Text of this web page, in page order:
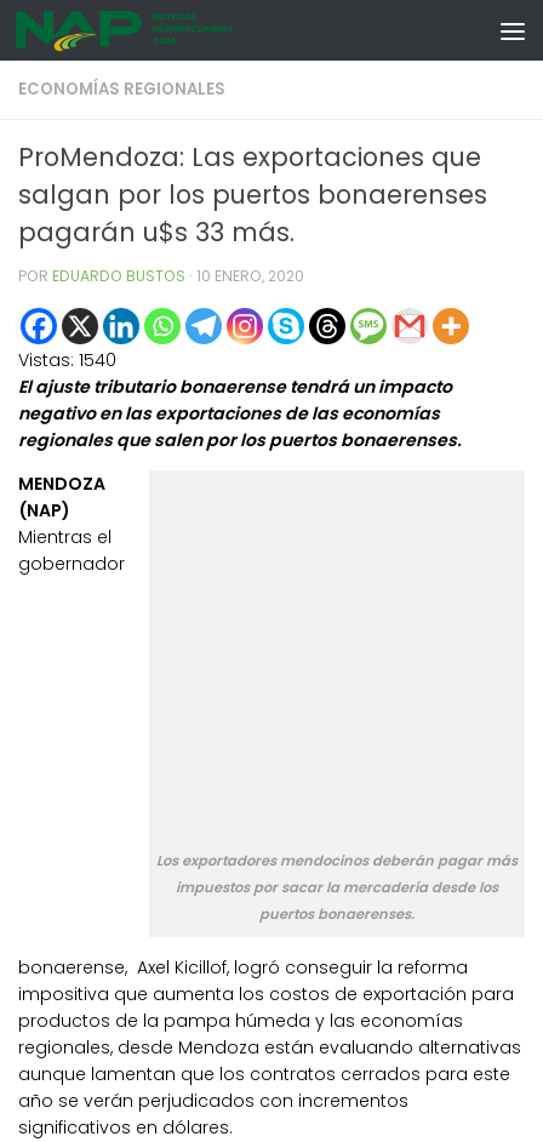
Skip to content
ECONOMÍAS REGIONALES
ProMendoza: Las exportaciones que
salgan por los puertos bonaerenses
pagarán u$s 33 más.
POR EDUARDO BUSTOS · 10 ENERO, 2020
Vistas: 1540
El ajuste tributario bonaerense tendrá un impacto
negativo en las exportaciones de las economías
regionales que salen por los puertos bonaerenses.
Los exportadores mendocinos deberán pagar más
impuestos por sacar la mercadería desde los
puertos bonaerenses.
MENDOZA
(NAP)
Mientras el
gobernador
bonaerense, Axel Kicillof, logró conseguir la reforma
impositiva que aumenta los costos de exportación para
productos de la pampa húmeda y las economías
regionales, desde Mendoza están evaluando alternativas
aunque lamentan que los contratos cerrados para este
año se verán perjudicados con incrementos
significativos en dólares.